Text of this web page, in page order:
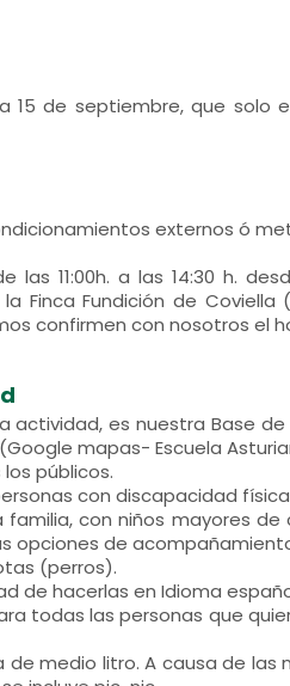
15 de septiembre, que solo
externos ó
las 11:00h. a las 14:30 h.
Finca Fundición de Coviella
confirmen con nosotros el
actividad, es nuestra Base de
mapas- Escuela
públicos.
con discapacidad
con niños mayores de
opciones de
(perros).
de hacerlas en Idioma
todas las personas que
de medio litro. A causa de